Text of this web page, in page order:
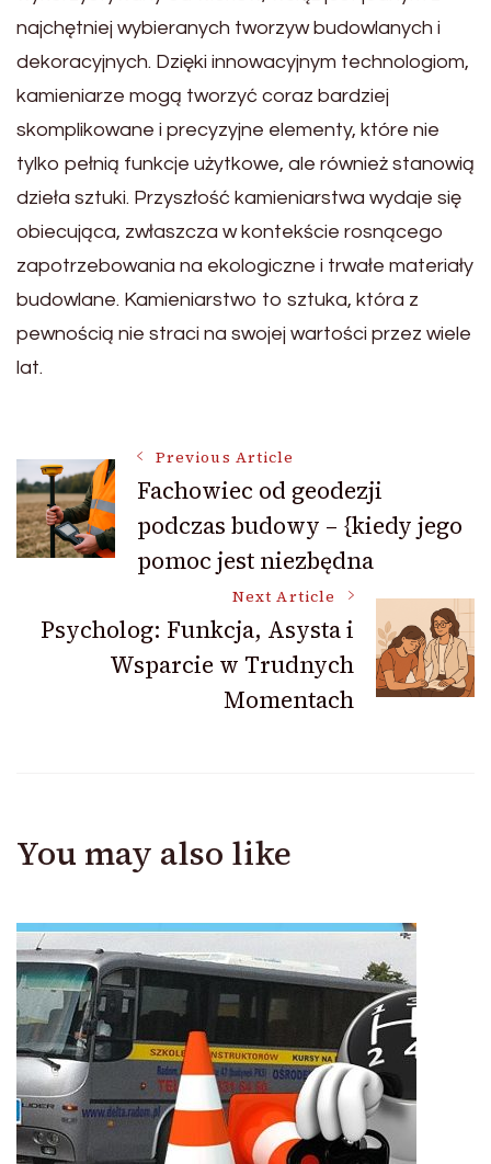
najchętniej wybieranych tworzyw budowlanych i
dekoracyjnych. Dzięki innowacyjnym technologiom,
kamieniarze mogą tworzyć coraz bardziej
skomplikowane i precyzyjne elementy, które nie
tylko pełnią funkcje użytkowe, ale również stanowią
dzieła sztuki. Przyszłość kamieniarstwa wydaje się
obiecująca, zwłaszcza w kontekście rosnącego
zapotrzebowania na ekologiczne i trwałe materiały
budowlane. Kamieniarstwo to sztuka, która z
pewnością nie straci na swojej wartości przez wiele
lat.
Post
Navigation
Previous Article
Fachowiec od geodezji
podczas budowy – {kiedy jego
pomoc jest niezbędna
Next Article
Psycholog: Funkcja, Asysta i
Wsparcie w Trudnych
Momentach
You may also like